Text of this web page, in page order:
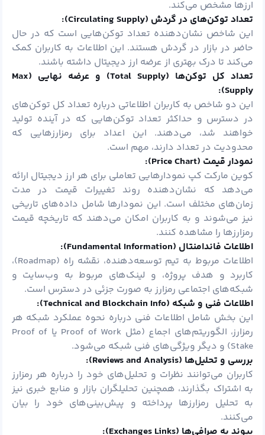
ارزها مشخص می‌کند.
تعداد توکن‌های در گردش (Circulating Supply):
این شاخص نشان‌دهنده تعداد توکن‌هایی است که در حال
حاضر در بازار در گردش هستند. این اطلاعات به کاربران کمک
می‌کند تا درک بهتری از عرضه ارز دیجیتال داشته باشند.
تعداد کل توکن‌ها (Total Supply) و عرضه نهایی (Max
Supply):
این دو شاخص به کاربران اطلاعاتی درباره تعداد کل توکن‌های
در دسترس و حداکثر تعداد توکن‌هایی که در آینده تولید
خواهند شد، می‌دهند. این اعداد برای رمزارزهایی که
محدودیت در تعداد دارند، مهم است.
نمودار قیمت (Price Chart):
کوین مارکت کپ نمودارهایی تعاملی برای هر ارز دیجیتال ارائه
می‌دهد که نشان‌دهنده روند تغییرات قیمت در مدت
زمان‌های مختلف است. این نمودارها شامل داده‌های تاریخی
نیز می‌شوند و به کاربران امکان می‌دهند که تاریخچه قیمت
رمزارزها را مشاهده کنند.
اطلاعات فاندامنتال (Fundamental Information):
اطلاعات مربوط به تیم توسعه‌دهنده، نقشه راه (Roadmap)،
کاربرد و هدف پروژه، و لینک‌های مربوط به وب‌سایت و
شبکه‌های اجتماعی رمزارز به صورت جزئی در دسترس است.
اطلاعات فنی و شبکه (Technical and Blockchain Info):
این بخش شامل اطلاعات فنی درباره نحوه عملکرد شبکه هر
رمزارز، الگوریتم‌های اجماع (مثل Proof of Work یا Proof of
Stake) و دیگر ویژگی‌های فنی شبکه می‌شود.
بررسی و تحلیل‌ها (Reviews and Analysis):
کاربران می‌توانند نظرات و تحلیل‌های خود را درباره هر رمزارز
به اشتراک بگذارند، همچنین تحلیلگران بازار و منابع خبری نیز
به تحلیل رمزارزها پرداخته و پیش‌بینی‌های خود را بیان
می‌کنند.
پیوند به صرافی‌ها (Exchanges Links):